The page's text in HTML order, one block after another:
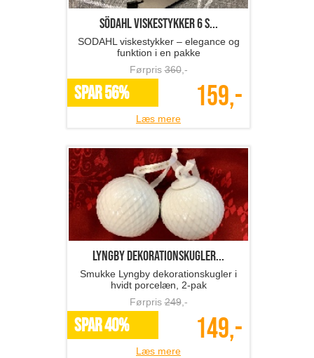
SÖDAHL viskestykker 6 s...
SODAHL viskestykker – elegance og
funktion i en pakke
Førpris360,-
SPAR 56% 159,-
Læs mere
Lyngby dekorationskugler...
Smukke Lyngby dekorationskugler i
hvidt porcelæn, 2-pak
Førpris249,-
SPAR 40% 149,-
Læs mere